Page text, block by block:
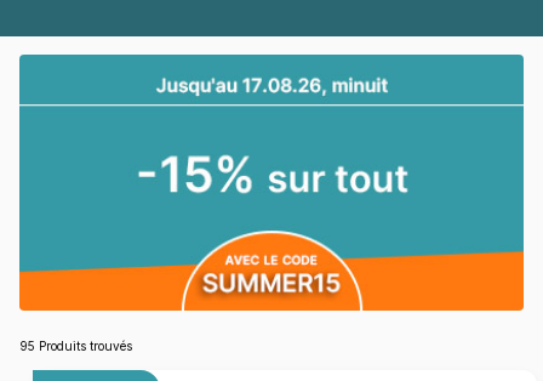
95 Produits trouvés